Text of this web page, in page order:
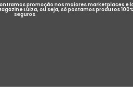
promoção nos maiores marketplaces e
Luiza, ou seja, só postamos produtos 100%
seguros.